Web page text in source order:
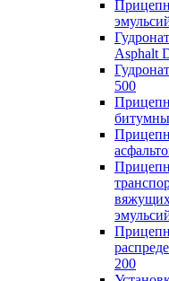
Asphalt
500
200